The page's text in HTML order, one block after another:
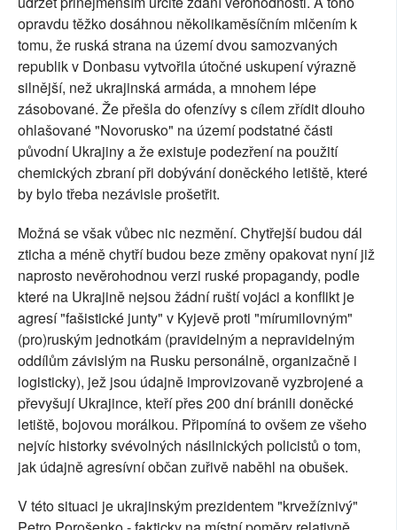
opravdu těžko dosáhnou několikaměsíčním mlčením k
tomu, že ruská strana na území dvou samozvaných
republik v Donbasu vytvořila útočné uskupení výrazně
silnější, než ukrajinská armáda, a mnohem lépe
zásobované. Že přešla do ofenzívy s cílem zřídit dlouho
ohlašované "Novorusko" na území podstatné části
původní Ukrajiny a že existuje podezření na použití
chemických zbraní při dobývání doněckého letiště, které
by bylo třeba nezávisle prošetřit.
Možná se však vůbec nic nezmění. Chytřejší budou dál
zticha a méně chytří budou beze změny opakovat nyní již
naprosto nevěrohodnou verzi ruské propagandy, podle
které na Ukrajině nejsou žádní ruští vojáci a konflikt je
agresí "fašistické junty" v Kyjevě proti "mírumilovným"
(pro)ruským jednotkám (pravidelným a nepravidelným
oddílům závislým na Rusku personálně, organizačně i
logisticky), jež jsou údajně improvizovaně vyzbrojené a
převyšují Ukrajince, kteří přes 200 dní bránili doněcké
letiště, bojovou morálkou. Připomíná to ovšem ze všeho
nejvíc historky svévolných násilnických policistů o tom,
jak údajně agresívní občan zuřivě naběhl na obušek.
V této situaci je ukrajinským prezidentem "krvežíznivý"